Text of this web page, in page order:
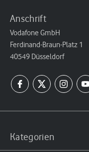
Anschrift
Vodafone GmbH
Ferdinand-Braun-Platz 1
40549 Düsseldorf
Kategorien